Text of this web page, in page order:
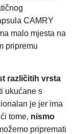
CAMRY
malo mjesta na
pripremu
različitih vrsta
ukućane s
je jer ima
tome, nismo
pripremati